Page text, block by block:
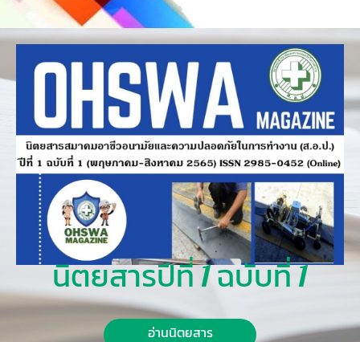
นิตยสารปีที่ 1 ฉบับที่ 1
อ่านนิตยสาร